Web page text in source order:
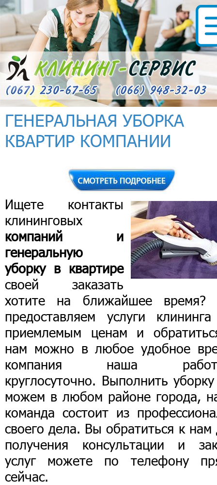
ГЕНЕРАЛЬНАЯ УБОРКА
КВАРТИР КОМПАНИИ
Ищете контакты
клининговых
компаний и
генеральную
уборку в квартире
своей заказать
хотите на ближайшее
предоставляем услуги
приемлемым ценам и
нам можно в любое удобное
компания наша
круглосуточно. Выполнить
можем в любом районе города,
команда состоит из
своего дела. Вы обратиться к нам
получения консультации и
услуг можете по телефону
сейчас.